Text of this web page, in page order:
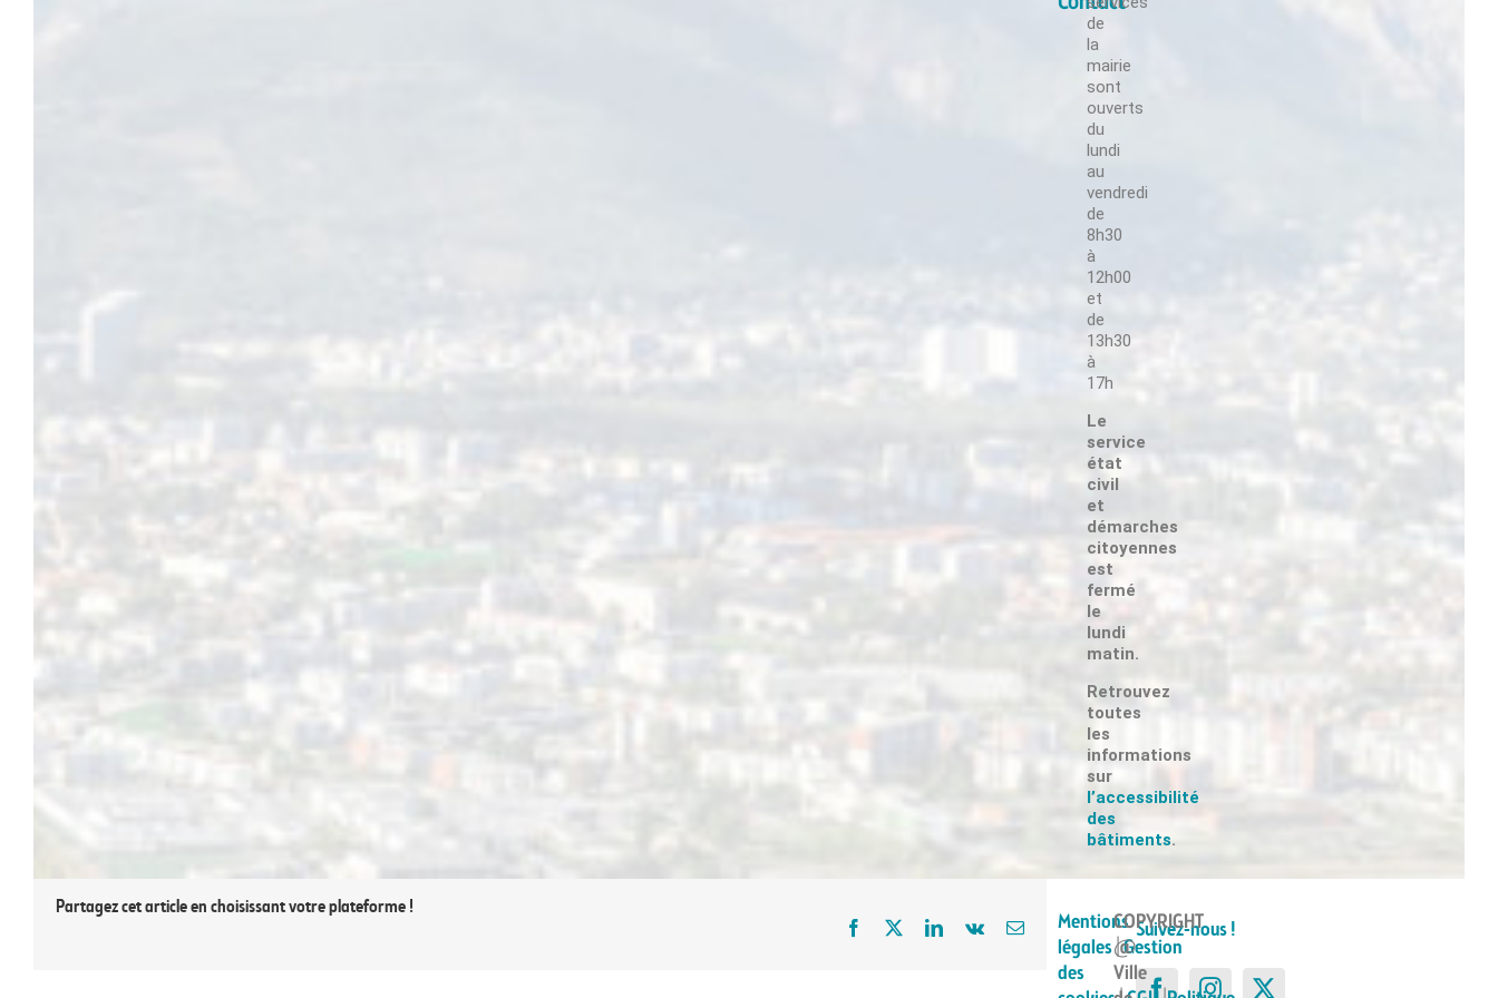
Tous les participants recevront un diplôme pour les remercier de leur contribution au fleurissement de la ville. Un concurrent ayant gagné le 1er
Par téléphone au 04 76 60 73 65,
Par email à marie-line.bartolo@saintmartindheres.fr.
Il vous suffit de remplir le bulletin d’inscription, disponible sur place ou en téléchargement, avant le 21 juin 2021.
title= »Programmé été 2019″ target= »_blank » link_attributes= » » alignment= » » modal= » » hide_on_mobile= »small-visibility,medium-
visibility,large-visibility » class= » » id= » » color= »default » button_gradient_top_color= » » button_gradient_bottom_color= » »
button_gradient_top_color_hover= » » button_gradient_bottom_color_hover= » » accent_color= » » accent_hover_color= » » type= » »
bevel_color= » » border_width= » » size= » » stretch= »default » shape= » » icon= » » icon_position= »left » icon_divider= »no » animation_type= » »
animation_direction= »left » animation_speed= »0.3″ animation_offset= » »]Télécharger le bulletin d’inscription[/fusion_button]
Partagez cet article en choisissant votre plateforme !
Suivez-nous !
Suivez-nous !
Suivez-nous !
de
la
mairie
sont
ouverts
du
lundi
au
vendredi
de
8h30
à
12h00
et
de
13h30
à
17h
Le
service
état
civil
et
démarches
citoyennes
est
fermé
le
lundi
matin.
Retrouvez
toutes
les
informations
sur
l’accessibilité
des
bâtiments.
Mentions
légales|Gestion
des
COPYRIGHT
@
Ville